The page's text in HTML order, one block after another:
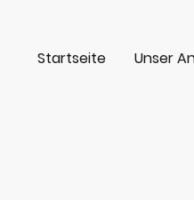
Startseite Unser